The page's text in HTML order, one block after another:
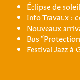
Éclipse de
Info Travaux :
Nouveaux
Bus
Festival Jazz à